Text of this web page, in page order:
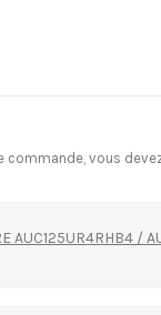
vous
/